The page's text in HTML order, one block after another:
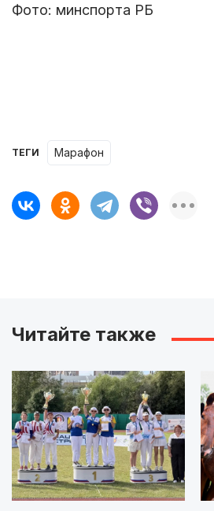
Фото: минспорта РБ
ТЕГИ марафон
Читайте также